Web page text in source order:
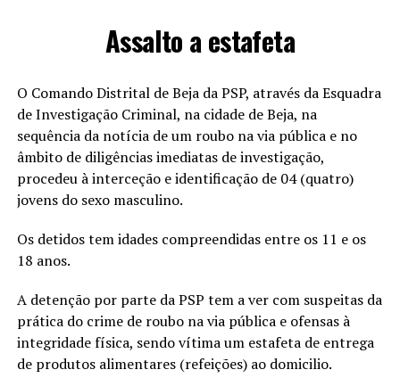
Assalto a estafeta
O Comando Distrital de Beja da PSP, através da Esquadra
de Investigação Criminal, na cidade de Beja, na
sequência da notícia de um roubo na via pública e no
âmbito de diligências imediatas de investigação,
procedeu à interceção e identificação de 04 (quatro)
jovens do sexo masculino.
Os detidos tem idades compreendidas entre os 11 e os
18 anos.
A detenção por parte da PSP tem a ver com suspeitas da
prática do crime de roubo na via pública e ofensas à
integridade física, sendo vítima um estafeta de entrega
de produtos alimentares (refeições) ao domicilio.